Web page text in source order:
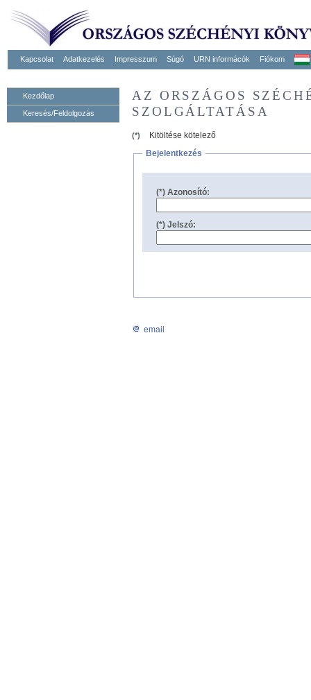
Kapcsolat Adatkezelés Impresszum Súgó URN informácók Fiókom
Kezdőlap
Keresés/Feldolgozás
AZ ORSZÁGOS
SZOLGÁLTATÁSA
(*)
Kitöltése kötelező
Bejelentkezés
(*) Azonosító:
(*) Jelszó:
email